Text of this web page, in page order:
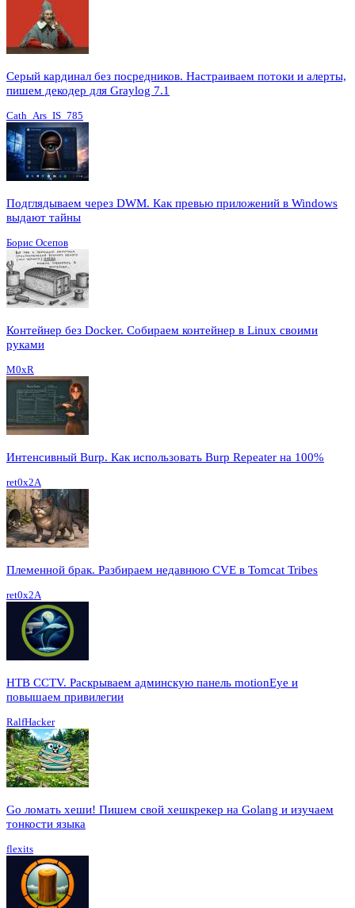
Серый кардинал без посредников. Настраиваем потоки и алерты,
пишем декодер для Graylog 7.1
Cath_Ars_IS_785
Подглядываем через DWM. Как превью приложений в Windows
выдают тайны
Борис Осепов
Контейнер без Docker. Собираем контейнер в Linux своими
руками
M0xR
Интенсивный Burp. Как использовать Burp Repeater на 100%
ret0x2A
Племенной брак. Разбираем недавнюю CVE в Tomcat Tribes
ret0x2A
HTB CCTV. Раскрываем админскую панель motionEye и
повышаем привилегии
RalfHacker
Go ломать хеши! Пишем свой хешкрекер на Golang и изучаем
тонкости языка
flexits